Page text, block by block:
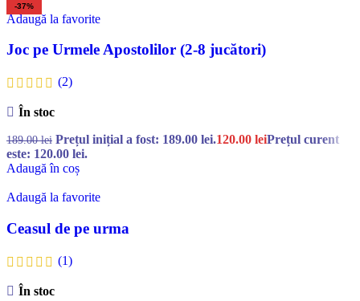
-37%
Adaugă la favorite
Joc pe Urmele Apostolilor (2-8 jucători)
(2)
În stoc
189.00lei Prețul inițial a fost: 189.00 lei.120.00 leiPrețul curent
este: 120.00 lei.
Adaugă în coș
Adaugă la favorite
Ceasul de pe urma
(1)
În stoc